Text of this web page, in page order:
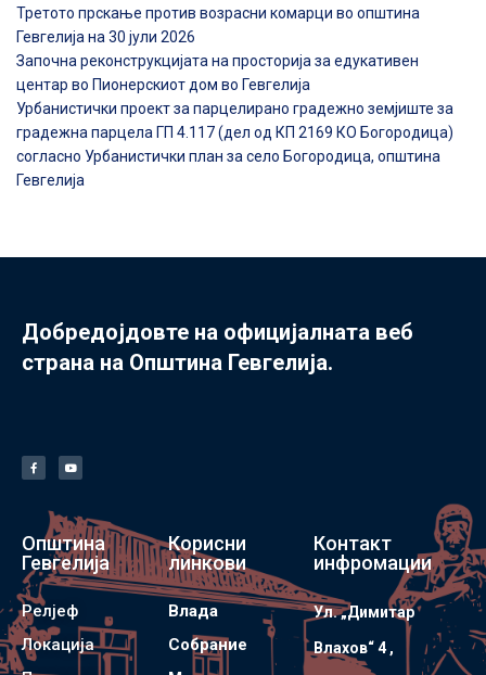
Третото прскање против возрасни комарци во општина
Гевгелија на 30 јули 2026
Започна реконструкцијата на просторија за едукативен
центар во Пионерскиот дом во Гевгелија
Урбанистички проект за парцелирано градежно земјиште за
градежна парцела ГП 4.117 (дел од КП 2169 КО Богородица)
согласно Урбанистички план за село Богородица, општина
Гевгелија
Добредојдовте на официјалната веб
страна на Општина Гевгелија.
Општина
Гевгелија
Релјеф
Локација
Корисни
линкови
Влада
Собрание
Контакт
инфромации
Ул. „Димитар
Влахов“ 4 ,